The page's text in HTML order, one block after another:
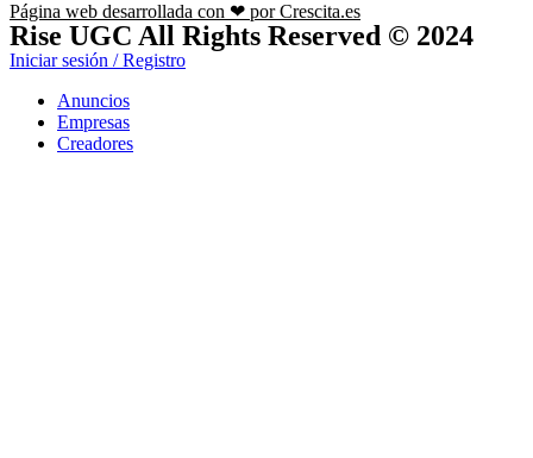
Página web desarrollada con ❤ por Crescita.es
Rise UGC All Rights Reserved © 2024
Iniciar sesión / Registro
Anuncios
Empresas
Creadores